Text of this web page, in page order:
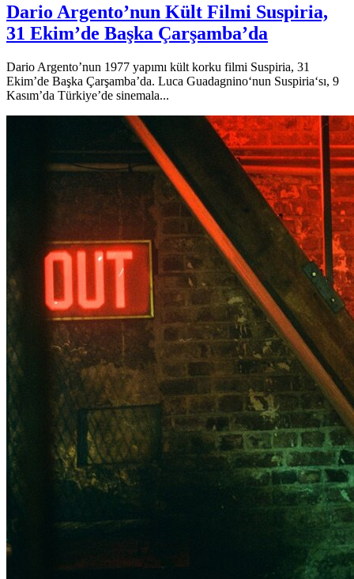
Dario Argento’nun Kült Filmi Suspiria,
31 Ekim’de Başka Çarşamba’da
Dario Argento’nun 1977 yapımı kült korku filmi Suspiria, 31
Ekim’de Başka Çarşamba’da. Luca Guadagnino‘nun Suspiria‘sı, 9
Kasım’da Türkiye’de sinemala...